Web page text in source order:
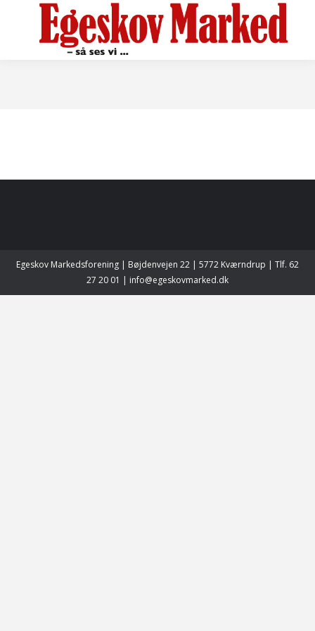
Egeskov Markedsforening | Bøjdenvejen 22 | 5772 Kværndrup | Tlf. 62
27 20 01 | info@egeskovmarked.dk